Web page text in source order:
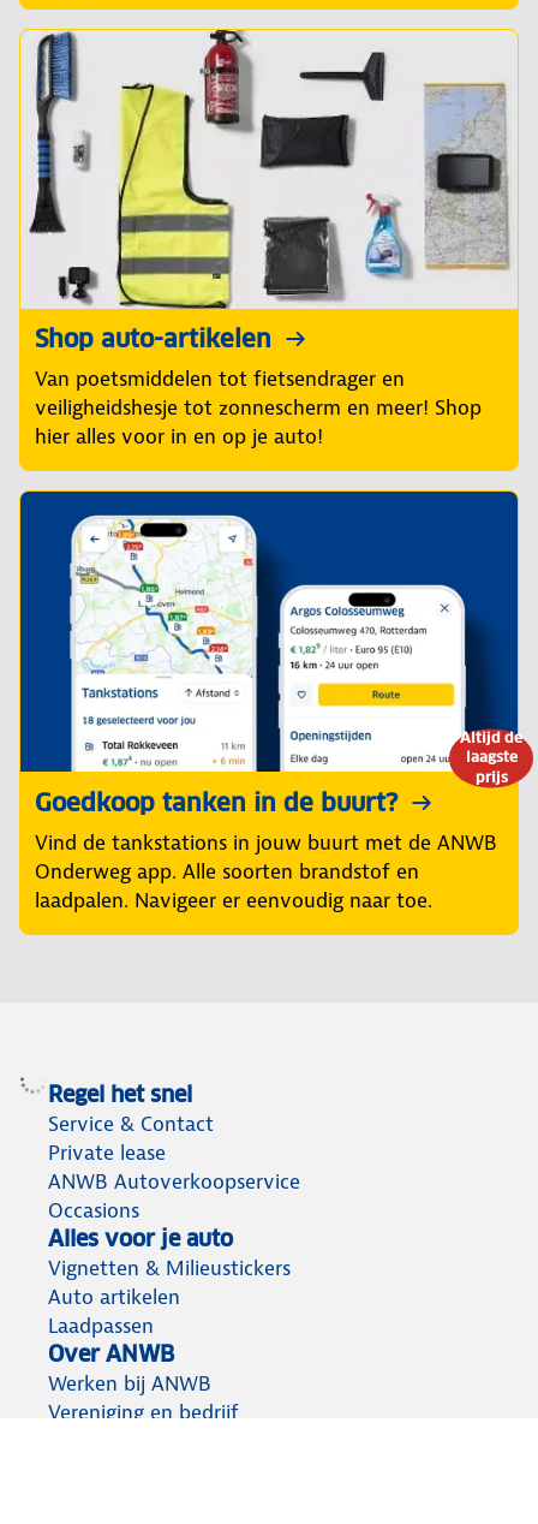
Shop auto-artikelen
Van poetsmiddelen tot fietsendrager en
veiligheidshesje tot zonnescherm en meer! Shop
hier alles voor in en op je auto!
Altijd de
laagste
prijs
Goedkoop tanken in de buurt?
Vind de tankstations in jouw buurt met de ANWB
Onderweg app. Alle soorten brandstof en
laadpalen. Navigeer er eenvoudig naar toe.
Regel het snel
Service & Contact
Private lease
ANWB Autoverkoopservice
Occasions
Alles voor je auto
Vignetten & Milieustickers
Auto artikelen
Laadpassen
Over ANWB
Werken bij ANWB
Vereniging en bedrijf